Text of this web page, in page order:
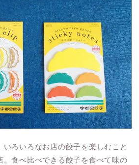
ろいろなお店の餃子を楽しむこと
。食べ比べできる餃子を食べて味の